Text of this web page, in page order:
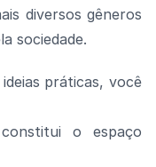
diversos gêneros
sociedade.
práticas, você
o espaço